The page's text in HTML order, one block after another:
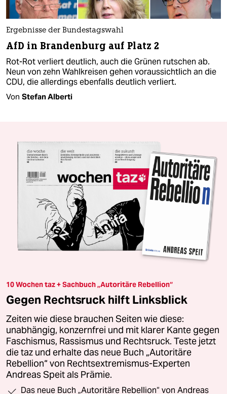
Ergebnisse der Bundestagswahl
AfD in Brandenburg auf Platz 2
Rot-Rot verliert deutlich, auch die Grünen rutschen ab.
Neun von zehn Wahlkreisen gehen voraussichtlich an die
CDU, die allerdings ebenfalls deutlich verliert.
Von Stefan Alberti
10 Wochen taz + Sachbuch „Autoritäre Rebellion“
Gegen Rechtsruck hilft Linksblick
Zeiten wie diese brauchen Seiten wie diese:
unabhängig, konzernfrei und mit klarer Kante gegen
Faschismus, Rassismus und Rechtsruck. Teste jetzt
die taz und erhalte das neue Buch „Autoritäre
Rebellion“ von Rechtsextremismus-Experten
Andreas Speit als Prämie.
Das neue Buch „Autoritäre Rebellion“ von Andreas